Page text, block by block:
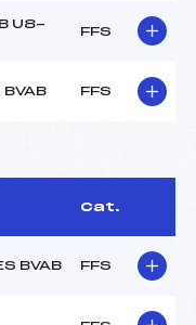
U8-
FFS
FFS
Cat.
BVAB FFS